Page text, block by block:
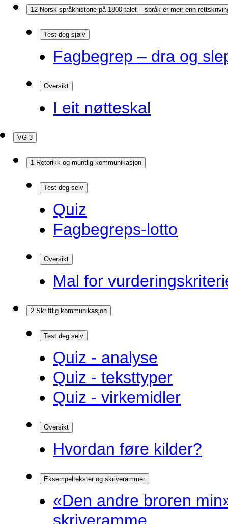
12 Norsk språkhistorie på 1800-talet – språk er meir enn
Test deg sjølv
Fagbegrep – dra og
Oversikt
I eit nøtteskal
VG 3
1 Retorikk og muntlig kommunikasjon
Test deg selv
Quiz
Fagbegreps-lotto
Oversikt
Mal for
2 Skriftlig kommunikasjon
Test deg selv
Quiz - analyse
Quiz - teksttyper
Quiz - virkemidler
Oversikt
Hvordan føre kilder?
Eksempeltekster og skriverammer
«Den andre broren